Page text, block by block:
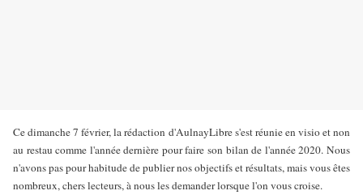
Ce dimanche 7 février, la rédaction d'AulnayLibre s'est réunie en visio et non
au restau comme l'année dernière pour faire son bilan de l'année 2020. Nous
n'avons pas pour habitude de publier nos objectifs et résultats, mais vous êtes
nombreux, chers lecteurs, à nous les demander lorsque l'on vous croise.